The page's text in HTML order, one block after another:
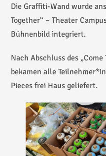
Die Graffiti-Wand wurde
Together“ – Theater
Bühnenbild integriert.
Nach Abschluss des
bekamen alle
Pieces frei Haus geliefert.